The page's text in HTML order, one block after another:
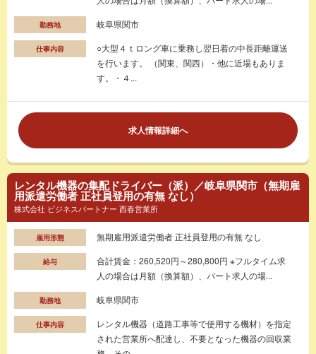
勤務地 岐阜県関市
仕事内容
○大型４ｔロング車に乗務し翌日着の中長距離運送
を行います。 （関東、関西）・他に近場もありま
す。・４...
求人情報詳細へ
レンタル機器の集配ドライバー（派）／岐阜県関市（無期雇
用派遣労働者 正社員登用の有無 なし）
株式会社 ビジネスパートナー 西春営業所
雇用形態 無期雇用派遣労働者 正社員登用の有無 なし
給与
合計賃金：260,520円～280,800円 ※フルタイム求
人の場合は月額（換算額）、パート求人の場...
勤務地 岐阜県関市
仕事内容
レンタル機器（道路工事等で使用する機材）を指定
された営業所へ配達し、不要となった機器の回収業